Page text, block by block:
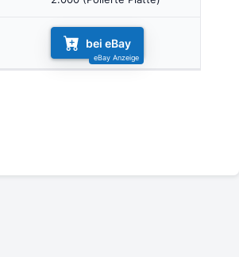
bei eBay